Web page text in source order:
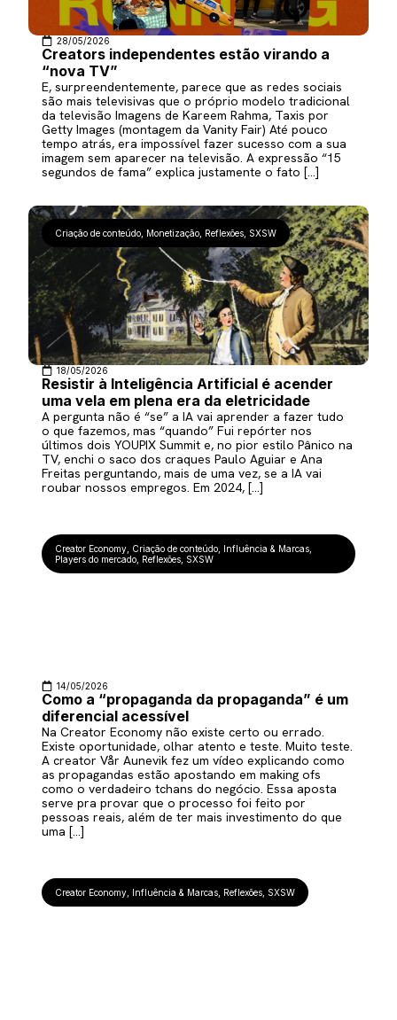
28/05/2026
Creators independentes estão virando a
“nova TV”
E, surpreendentemente, parece que as redes sociais
são mais televisivas que o próprio modelo tradicional
da televisão Imagens de Kareem Rahma, Taxis por
Getty Images (montagem da Vanity Fair) Até pouco
tempo atrás, era impossível fazer sucesso com a sua
imagem sem aparecer na televisão. A expressão “15
segundos de fama” explica justamente o fato […]
Criação de conteúdo Monetização Reflexões SXSW
18/05/2026
Resistir à Inteligência Artificial é acender
uma vela em plena era da eletricidade
A pergunta não é “se” a IA vai aprender a fazer tudo
o que fazemos, mas “quando” Fui repórter nos
últimos dois YOUPIX Summit e, no pior estilo Pânico na
TV, enchi o saco dos craques Paulo Aguiar e Ana
Freitas perguntando, mais de uma vez, se a IA vai
roubar nossos empregos. Em 2024, […]
Creator Economy Criação de conteúdo Influência & Marcas
Players do mercado Reflexões SXSW
14/05/2026
Como a “propaganda da propaganda” é um
diferencial acessível
Na Creator Economy não existe certo ou errado.
Existe oportunidade, olhar atento e teste. Muito teste.
A creator Vår Aunevik fez um vídeo explicando como
as propagandas estão apostando em making ofs
como o verdadeiro tchans do negócio. Essa aposta
serve pra provar que o processo foi feito por
pessoas reais, além de ter mais investimento do que
uma […]
Creator Economy Influência & Marcas Reflexões SXSW